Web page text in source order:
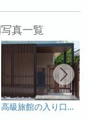
真一覧
高級旅館の入り口のような玄関周りリフォーム